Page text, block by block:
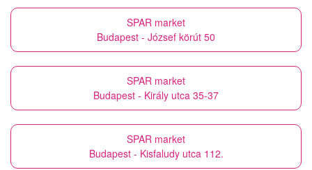
SPAR market
Budapest - József körút 50
SPAR market
Budapest - Király utca 35-37
SPAR market
Budapest - Kisfaludy utca 112.